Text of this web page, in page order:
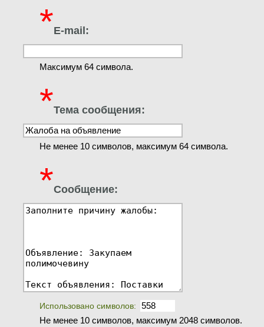
*E-mail:
Максимум 64 символа.
*Тема сообщения:
Не менее 10 символов, максимум 64 символа.
*Сообщение:
Использовано символов:
Не менее 10 символов, максимум 2048 символов.